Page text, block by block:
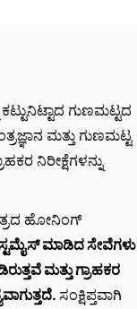
ಗುಣಮಟ್ಟದ
ಮತ್ತು ಗುಣಮಟ್ಟ
ನಿರೀಕ್ಷೆಗಳನ್ನು
ಹೋನಿಂಗ್
ಮಾಡಿದ ಸೇವೆಗಳು
ಮತ್ತು ಗ್ರಾಹಕರ
ಸಂಕ್ಷಿಪ್ತವಾಗಿ